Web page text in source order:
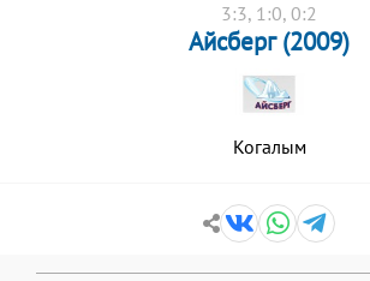
3:3, 1:0, 0:2
Айсберг (2009)
Когалым